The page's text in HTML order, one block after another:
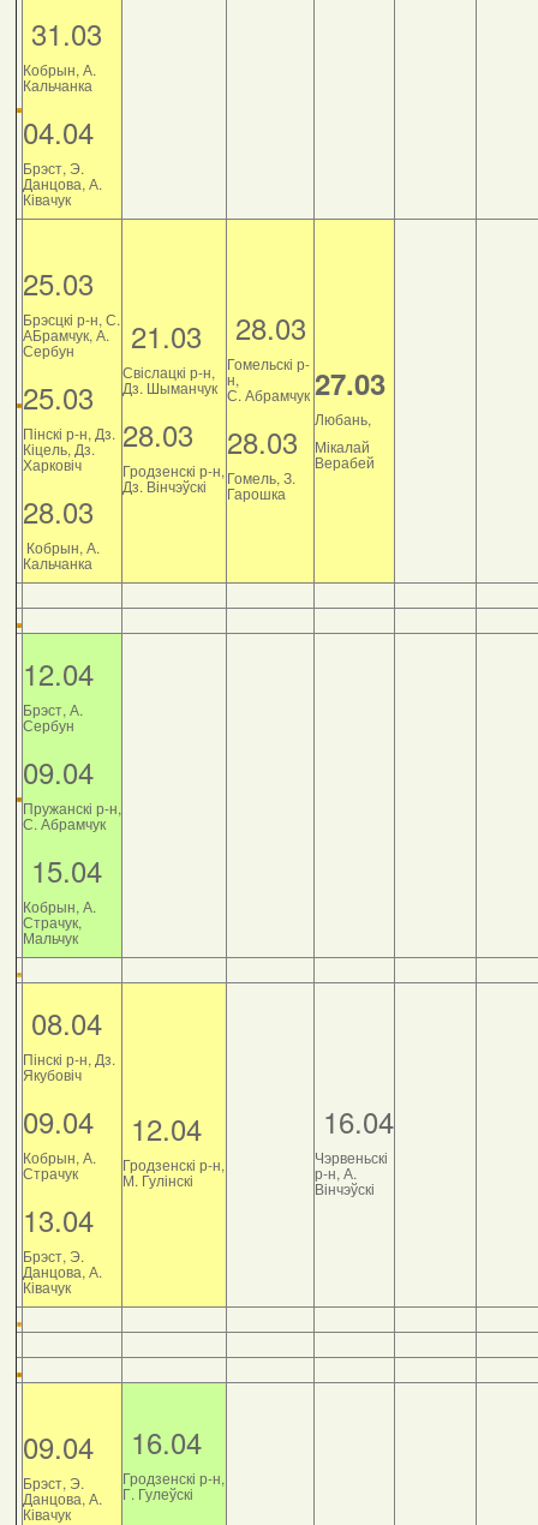
31.03
Кобрын, А.
Кальчанка
04.04
Брэст, Э.
Данцова, А.
Ківачук
25.03
Брэсцкі р-н, С.
АБрамчук, А.
Сербун
25.03
Пінскі р-н, Дз.
Кіцель, Дз.
Харковіч
28.03
Кобрын, А.
Кальчанка
21.03
Свіслацкі р-н,
Дз. Шыманчук
28.03
Гродзенскі р-н,
Дз. Вінчэўскі
28.03
Гомельскі р-
н,
С. Абрамчук
28.03
Гомель, З.
Гарошка
27.03
Любань,
Мікалай
Верабей
12.04
Брэст, А.
Сербун
09.04
Пружанскі р-н,
С. Абрамчук
15.04
Кобрын, А.
Страчук,
Мальчук
08.04
Пінскі р-н, Дз.
Якубовіч
09.04
Кобрын, А.
Страчук
13.04
Брэст, Э.
Данцова, А.
Ківачук
12.04
Гродзенскі р-н,
М. Гулінскі
16.04
Чэрвеньскі
р-н, А.
Вінчэўскі
09.04
Брэст, Э.
Данцова, А.
Ківачук
16.04
Гродзенскі р-н,
Г. Гулеўскі